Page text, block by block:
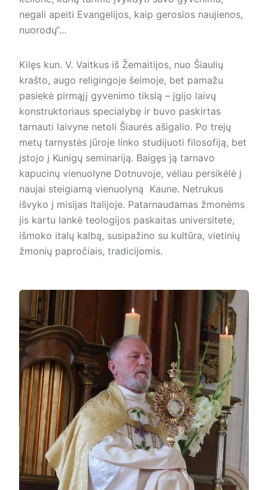
negali apeiti Evangelijos, kaip gerosios naujienos,
nuorodų“...
Kilęs kun. V. Vaitkus iš Žemaitijos, nuo Šiaulių
krašto, augo religingoje šeimoje, bet pamažu
pasiekė pirmąjį gyvenimo tikslą – įgijo laivų
konstruktoriaus specialybę ir buvo paskirtas
tarnauti laivyne netoli Šiaurės ašigalio. Po trejų
metų tarnystės jūroje linko studijuoti filosofiją, bet
įstojo į Kunigų seminariją. Baigęs ją tarnavo
kapucinų vienuolyne Dotnuvoje, vėliau persikėlė į
naujai steigiamą vienuolyną Kaune. Netrukus
išvyko į misijas Italijoje. Patarnaudamas žmonėms
jis kartu lankė teologijos paskaitas universitete,
išmoko italų kalbą, susipažino su kultūra, vietinių
žmonių papročiais, tradicijomis.